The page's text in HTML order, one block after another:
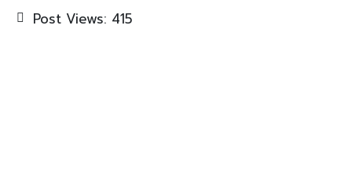
Post Views: 415